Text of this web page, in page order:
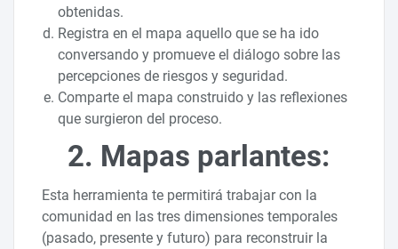
obtenidas.
Registra en el mapa aquello que se ha ido
conversando y promueve el diálogo sobre las
percepciones de riesgos y seguridad.
Comparte el mapa construido y las reflexiones
que surgieron del proceso.
2. Mapas parlantes:
Esta herramienta te permitirá trabajar con la
comunidad en las tres dimensiones temporales
(pasado, presente y futuro) para reconstruir la